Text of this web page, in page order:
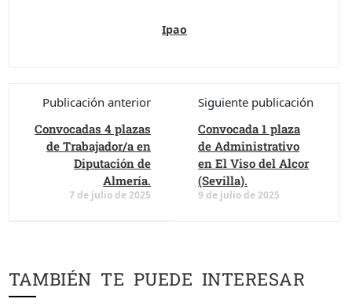
Ipao
Publicación anterior
Convocadas 4 plazas
de Trabajador/a en
Diputación de
Almería.
7 de julio de 2025
Siguiente publicación
Convocada 1 plaza
de Administrativo
en El Viso del Alcor
(Sevilla).
9 de julio de 2025
TAMBIÉN TE PUEDE INTERESAR